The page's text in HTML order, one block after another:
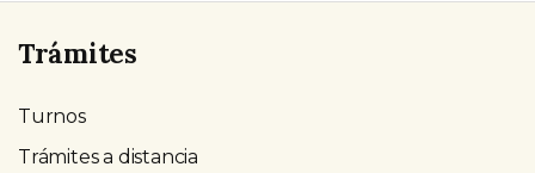
Trámites
Turnos
Trámites a distancia